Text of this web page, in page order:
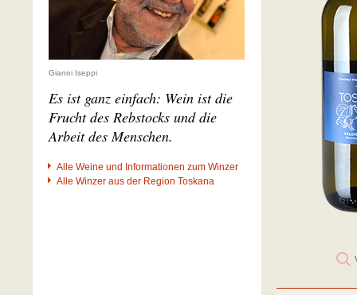
Gianni Iseppi
Es ist ganz einfach: Wein ist die
Frucht des Rebstocks und die
Arbeit des Menschen.
Alle Weine und Informationen zum Winzer
Alle Winzer aus der Region Toskana